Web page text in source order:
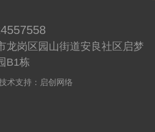
龙岗区园山街道安良社区启梦
B1栋
术支持：启创网络